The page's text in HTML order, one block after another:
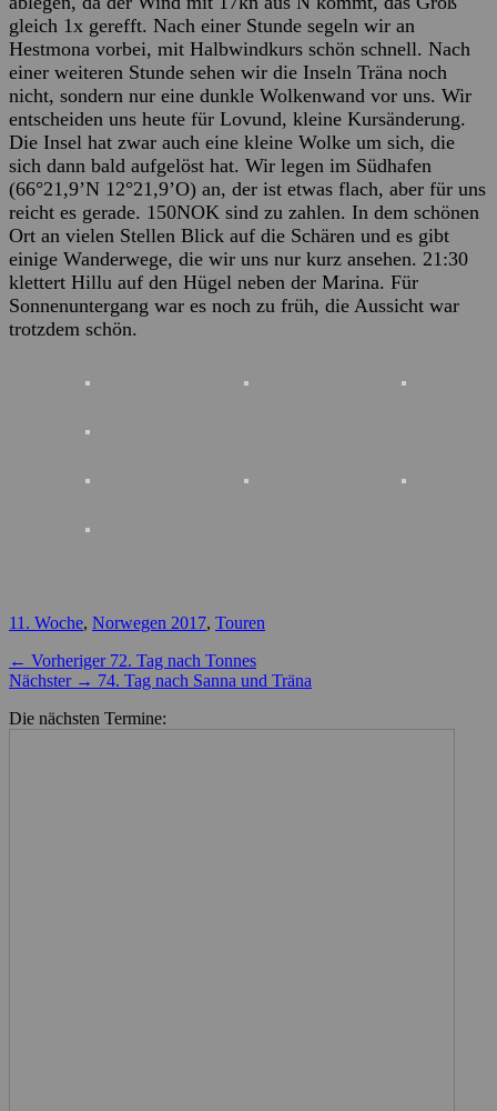
gleich 1x gerefft. Nach einer Stunde segeln wir an
Hestmona vorbei, mit Halbwindkurs schön schnell. Nach
einer weiteren Stunde sehen wir die Inseln Träna noch
nicht, sondern nur eine dunkle Wolkenwand vor uns. Wir
entscheiden uns heute für Lovund, kleine Kursänderung.
Die Insel hat zwar auch eine kleine Wolke um sich, die
sich dann bald aufgelöst hat. Wir legen im Südhafen
(66°21,9’N 12°21,9’O) an, der ist etwas flach, aber für uns
reicht es gerade. 150NOK sind zu zahlen. In dem schönen
Ort an vielen Stellen Blick auf die Schären und es gibt
einige Wanderwege, die wir uns nur kurz ansehen. 21:30
klettert Hillu auf den Hügel neben der Marina. Für
Sonnenuntergang war es noch zu früh, die Aussicht war
trotzdem schön.
Kategorien
11. Woche, Norwegen 2017, Touren
Beitragsnavigation
← Vorheriger Vorheriger
Beitrag:
72. Tag nach Tonnes
Nächster → Nächster
74. Tag nach Sanna und Träna
Die nächsten Termine: